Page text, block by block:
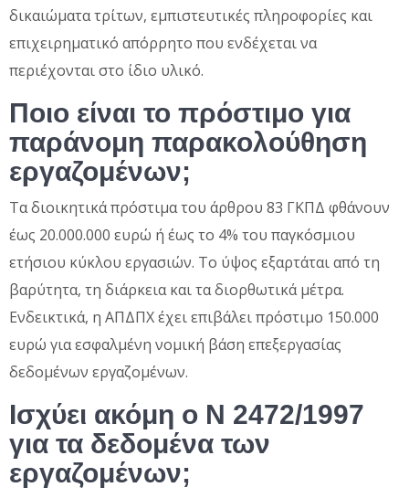
δικαιώματα τρίτων, εμπιστευτικές πληροφορίες και
επιχειρηματικό απόρρητο που ενδέχεται να
περιέχονται στο ίδιο υλικό.
Ποιο είναι το πρόστιμο για
παράνομη παρακολούθηση
εργαζομένων;
Τα διοικητικά πρόστιμα του άρθρου 83 ΓΚΠΔ φθάνουν
έως 20.000.000 ευρώ ή έως το 4% του παγκόσμιου
ετήσιου κύκλου εργασιών. Το ύψος εξαρτάται από τη
βαρύτητα, τη διάρκεια και τα διορθωτικά μέτρα.
Ενδεικτικά, η ΑΠΔΠΧ έχει επιβάλει πρόστιμο 150.000
ευρώ για εσφαλμένη νομική βάση επεξεργασίας
δεδομένων εργαζομένων.
Ισχύει ακόμη ο Ν 2472/1997
για τα δεδομένα των
εργαζομένων;